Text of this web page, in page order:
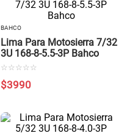
BAHCO
Lima Para Motosierra 7/32
3U 168-8-5.5-3P Bahco
☆ ☆ ☆ ☆ ☆
$3990